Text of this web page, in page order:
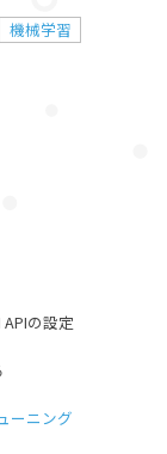
機械学習
の設定
ーニング